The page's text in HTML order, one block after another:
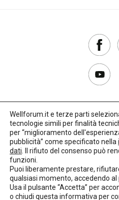
Copyright
Privacy
Credits: LO Studio
Wellforum.it e terze parti
tecnologie simili per finalità
per “miglioramento
pubblicità” come specificato nella
dati . Il rifiuto del consenso può
funzioni.
Puoi liberamente prestare,
qualsiasi momento, accedendo
Usa il pulsante “Accetta” per
o chiudi questa informativa per